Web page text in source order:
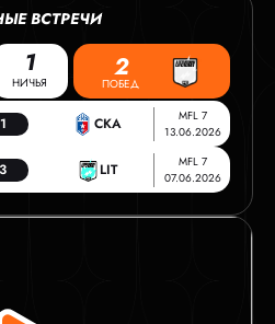
ВСТРЕЧИ
1
НИЧЬЯ 2
ПОБЕД
MFL 7
13.06.2026
1 СКА
MFL 7
07.06.2026
3 LIT